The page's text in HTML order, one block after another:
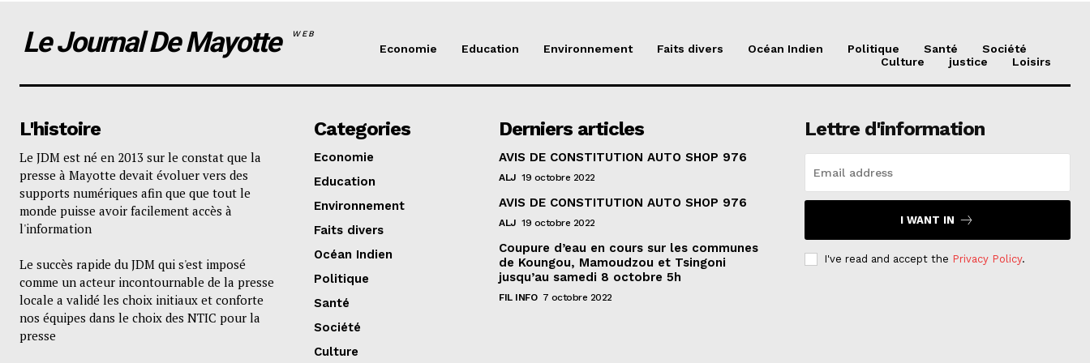
Le Journal De Mayotte WEB
Economie Education Environnement Faits divers Océan Indien Politique Santé
Société
Culture
justice Loisirs
L'histoire
Le JDM est né en 2013 sur le constat que la
presse à Mayotte devait évoluer vers des
supports numériques afin que que tout le
monde puisse avoir facilement accès à
l'information
Le succès rapide du JDM qui s'est imposé
comme un acteur incontournable de la presse
locale a validé les choix initiaux et conforte
nos équipes dans le choix des NTIC pour la
presse
Categories
Economie
Education
Environnement
Faits divers
Océan Indien
Politique
Santé
Société
Culture
Derniers articles
AVIS DE CONSTITUTION AUTO SHOP 976
ALJ 19 octobre 2022
AVIS DE CONSTITUTION AUTO SHOP 976
ALJ 19 octobre 2022
Coupure d’eau en cours sur les communes
de Koungou, Mamoudzou et Tsingoni
jusqu’au samedi 8 octobre 5h
FIL INFO 7 octobre 2022
Lettre d'information
I WANT IN
I've read and accept the Privacy Policy.